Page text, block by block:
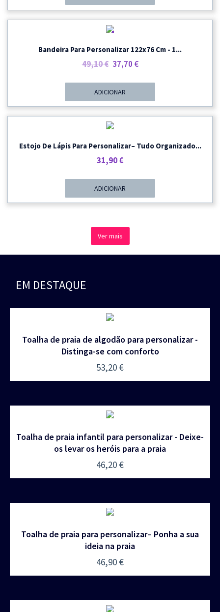
Bandeira Para Personalizar 122x76 Cm - 1...
49,10€ O
Original
Era:
49,10 €.
37,70 €O
É:
37,70 €.
ADICIONAR
Estojo De Lápis Para Personalizar– Tudo Organizado...
31,90€
ADICIONAR
Ver mais
EM DESTAQUE
Toalha de praia de algodão para personalizar -
Distinga-se com conforto
53,20 €
Toalha de praia infantil para personalizar - Deixe-
os levar os heróis para a praia
46,20 €
Toalha de praia para personalizar– Ponha a sua
ideia na praia
46,90 €